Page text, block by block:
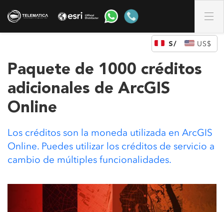
Paquete de 1000 créditos
adicionales de ArcGIS
Online
Los créditos son la moneda utilizada en ArcGIS
Online. Puedes utilizar los créditos de servicio a
cambio de múltiples funcionalidades.